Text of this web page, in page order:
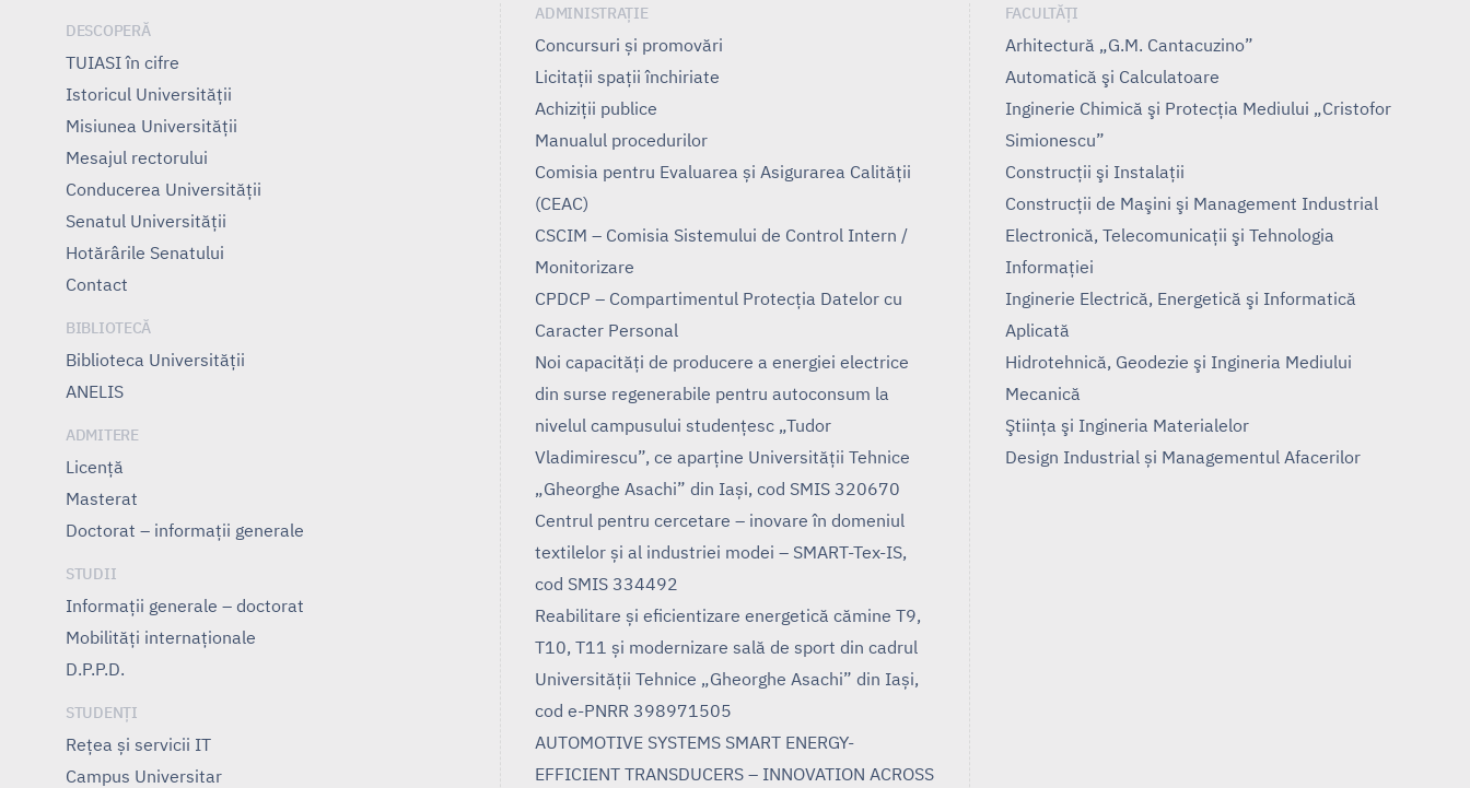
DESCOPERĂ
TUIASI în cifre
Istoricul Universităţii
Misiunea Universităţii
Mesajul rectorului
Conducerea Universităţii
Senatul Universității
Hotărârile Senatului
Contact
BIBLIOTECĂ
Biblioteca Universității
ANELIS
ADMITERE
Licență
Masterat
Doctorat – informații generale
STUDII
Informații generale – doctorat
Mobilități internaționale
D.P.P.D.
STUDENȚI
Rețea și servicii IT
Campus Universitar
ADMINISTRAȚIE
Concursuri și promovări
Licitații spații închiriate
Achiziții publice
Manualul procedurilor
Comisia pentru Evaluarea și Asigurarea Calității
(CEAC)
CSCIM – Comisia Sistemului de Control Intern /
Monitorizare
CPDCP – Compartimentul Protecția Datelor cu
Caracter Personal
Noi capacități de producere a energiei electrice
din surse regenerabile pentru autoconsum la
nivelul campusului studențesc „Tudor
Vladimirescu”, ce aparține Universității Tehnice
„Gheorghe Asachi” din Iași, cod SMIS 320670
Centrul pentru cercetare – inovare în domeniul
textilelor și al industriei modei – SMART-Tex-IS,
cod SMIS 334492
Reabilitare și eficientizare energetică cămine T9,
T10, T11 și modernizare sală de sport din cadrul
Universității Tehnice „Gheorghe Asachi” din Iași,
cod e-PNRR 398971505
AUTOMOTIVE SYSTEMS SMART ENERGY-
EFFICIENT TRANSDUCERS – INNOVATION ACROSS
FACULTĂȚI
Arhitectură „G.M. Cantacuzino”
Automatică şi Calculatoare
Inginerie Chimică şi Protecţia Mediului „Cristofor
Simionescu”
Construcţii şi Instalaţii
Construcţii de Maşini şi Management Industrial
Electronică, Telecomunicaţii şi Tehnologia
Informaţiei
Inginerie Electrică, Energetică şi Informatică
Aplicată
Hidrotehnică, Geodezie şi Ingineria Mediului
Mecanică
Ştiinţa şi Ingineria Materialelor
Design Industrial și Managementul Afacerilor